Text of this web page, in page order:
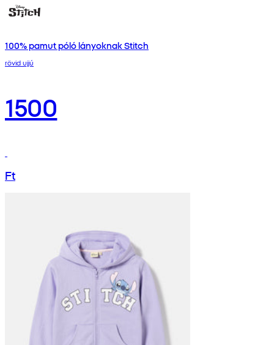
100% pamut póló lányoknak Stitch
rövid ujjú
1500
Ft